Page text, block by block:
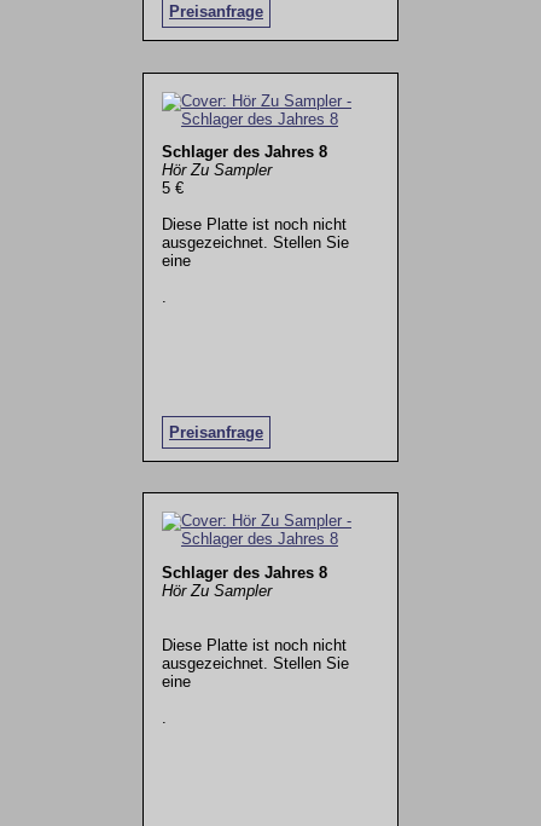
Preisanfrage
Schlager des Jahres 8
Hör Zu Sampler
5 €
Diese Platte ist noch nicht
ausgezeichnet. Stellen Sie
eine
Preisanfrage
.
Schlager des Jahres 8
Hör Zu Sampler
Diese Platte ist noch nicht
ausgezeichnet. Stellen Sie
eine